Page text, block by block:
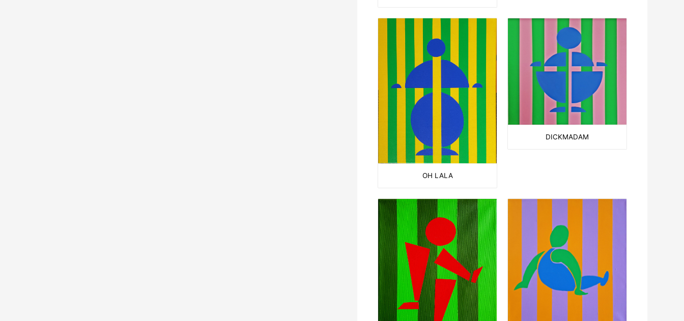
OH LALA
DICKMADAM